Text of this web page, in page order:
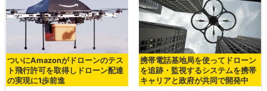
ついにAmazonがドローンのテス
ト飛行許可を取得しドローン配達
の実現に1歩前進
携帯電話基地局を使ってドローン
を追跡・監視するシステムを携帯
キャリアと政府が共同で開発中